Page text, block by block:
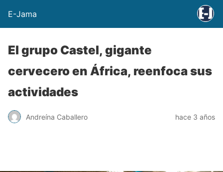
E-Jama
El grupo Castel, gigante
cervecero en África, reenfoca sus
actividades
Andreína Caballero hace 3 años